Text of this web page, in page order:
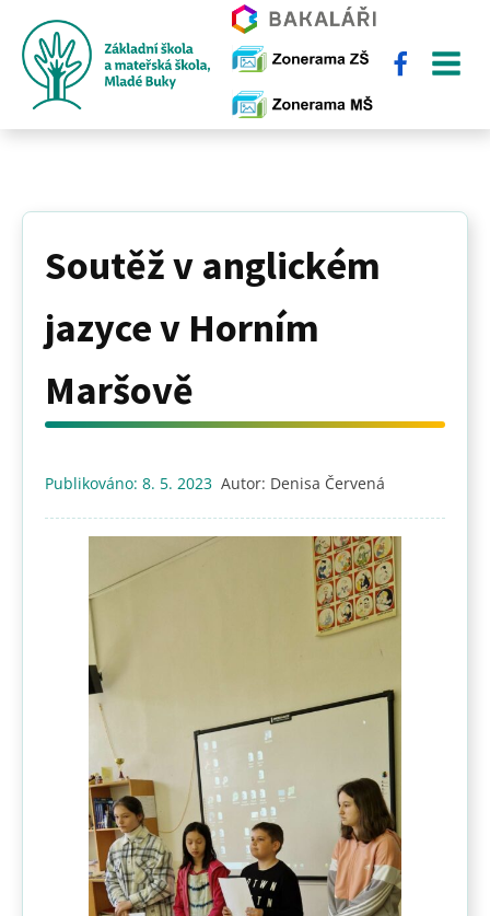
Soutěž v anglickém
jazyce v Horním
Maršově
Publikováno: 8. 5. 2023 Autor: Denisa Červená